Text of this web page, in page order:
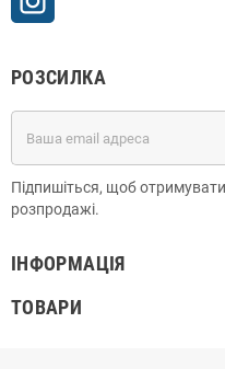
РОЗСИЛКА
Підпишіться, щоб
розпродажі.
ІНФОРМАЦІЯ
ТОВАРИ